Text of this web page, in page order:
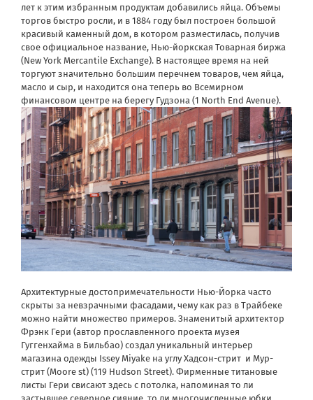
лет к этим избранным продуктам добавились яйца. Объемы
торгов быстро росли, и в 1884 году был построен большой
красивый каменный дом, в котором разместилась, получив
свое официальное название, Нью-йоркская Товарная биржа
(New York Mercantile Exchange). В настоящее время на ней
торгуют значительно большим перечнем товаров, чем яйца,
масло и сыр, и находится она теперь во Всемирном
финансовом центре на берегу Гудзона (1 North End Avenue).
Архитектурные достопримечательности Нью-Йорка часто
скрыты за невзрачными фасадами, чему как раз в Трайбеке
можно найти множество примеров. Знаменитый архитектор
Фрэнк Гери (автор прославленного проекта музея
Гуггенхайма в Бильбао) создал уникальный интерьер
магазина одежды Issey Miyake на углу Хадсон-стрит и Мур-
стрит (Moore st) (119 Hudson Street). Фирменные титановые
листы Гери свисают здесь с потолка, напоминая то ли